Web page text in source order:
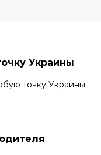
Украины
точку Украины